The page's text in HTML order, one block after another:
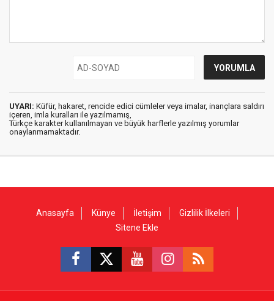
UYARI: Küfür, hakaret, rencide edici cümleler veya imalar, inançlara saldırı
içeren, imla kuralları ile yazılmamış,
Türkçe karakter kullanılmayan ve büyük harflerle yazılmış yorumlar
onaylanmamaktadır.
Anasayfa Künye İletişim
Gizlilik İlkeleri
Sitene Ekle